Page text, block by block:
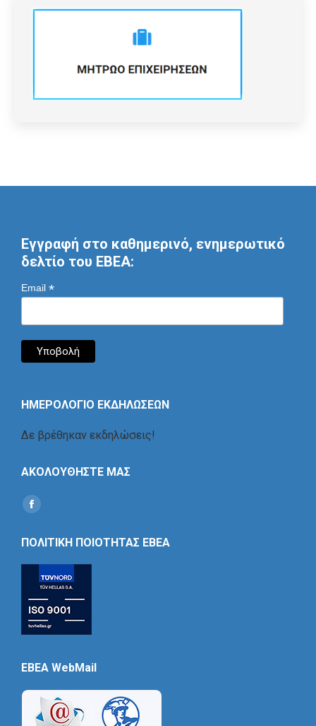
Εγγραφή στο καθημερινό, ενημερωτικό
δελτίο του ΕΒΕΑ:
Email *
ΗΜΕΡΟΛΟΓΙΟ ΕΚΔΗΛΩΣΕΩΝ
Δε βρέθηκαν εκδηλώσεις!
ΑΚΟΛΟΥΘΗΣΤΕ ΜΑΣ
Find us on:
Social
ΠΟΛΙΤΙΚΗ ΠΟΙΟΤΗΤΑΣ ΕΒΕΑ
EBEA WebMail